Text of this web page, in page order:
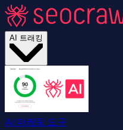
AI 트래킹
AI 마케팅 도구